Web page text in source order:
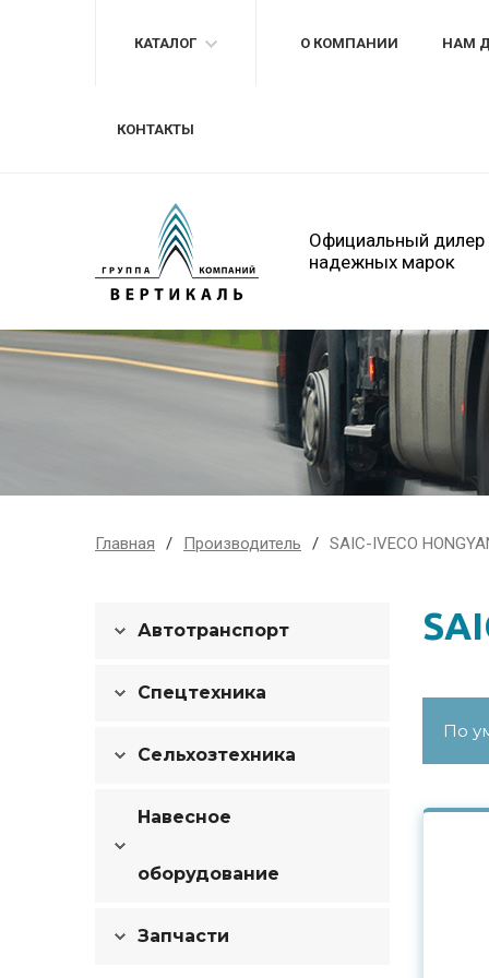
КАТАЛОГ О КОМПАНИИ НАМ
КОНТАКТЫ
Официальный дилер
надежных марок
Главная Производитель SAIC-IVECO
Автотранспорт
Спецтехника
Сельхозтехника
Навесное
оборудование
Запчасти